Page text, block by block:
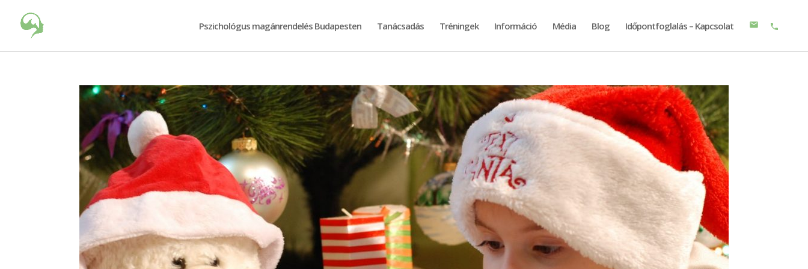
Pszichológus magánrendelés Budapesten Tanácsadás Tréningek Információ Média Blog Időpontfoglalás – Kapcsolat